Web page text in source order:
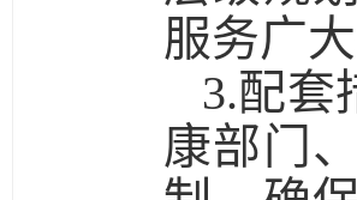
服务广
3.配套
康部门